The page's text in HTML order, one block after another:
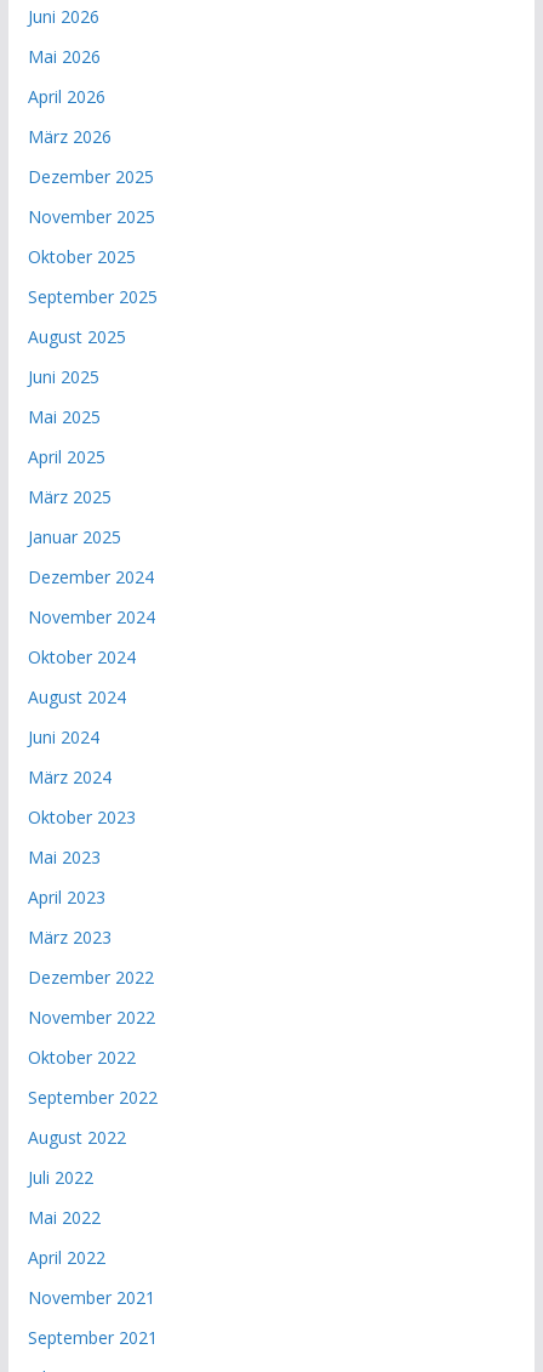
Juni 2026
Mai 2026
April 2026
März 2026
Dezember 2025
November 2025
Oktober 2025
September 2025
August 2025
Juni 2025
Mai 2025
April 2025
März 2025
Januar 2025
Dezember 2024
November 2024
Oktober 2024
August 2024
Juni 2024
März 2024
Oktober 2023
Mai 2023
April 2023
März 2023
Dezember 2022
November 2022
Oktober 2022
September 2022
August 2022
Juli 2022
Mai 2022
April 2022
November 2021
September 2021